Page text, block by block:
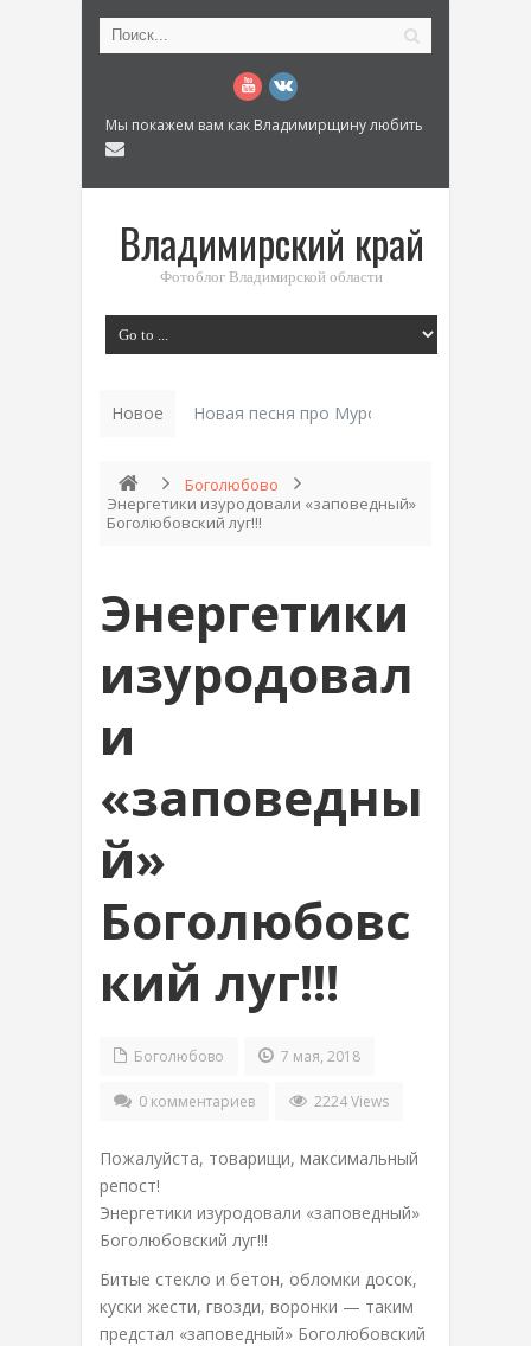
Мы покажем вам как Владимирщину любить
Владимирский край
Фотоблог Владимирской области
Новое История «Дома Куренкова» в Коврове
Боголюбово
Энергетики изуродовали «заповедный»
Боголюбовский луг!!!
Энергетики
изуродовал
и
«заповедны
й»
Боголюбовс
кий луг!!!
Боголюбово 7 мая, 2018
0 комментариев 2224 Views
Пожалуйста, товарищи, максимальный
репост!
Энергетики изуродовали «заповедный»
Боголюбовский луг!!!
Битые стекло и бетон, обломки досок,
куски жести, гвозди, воронки — таким
предстал «заповедный» Боголюбовский